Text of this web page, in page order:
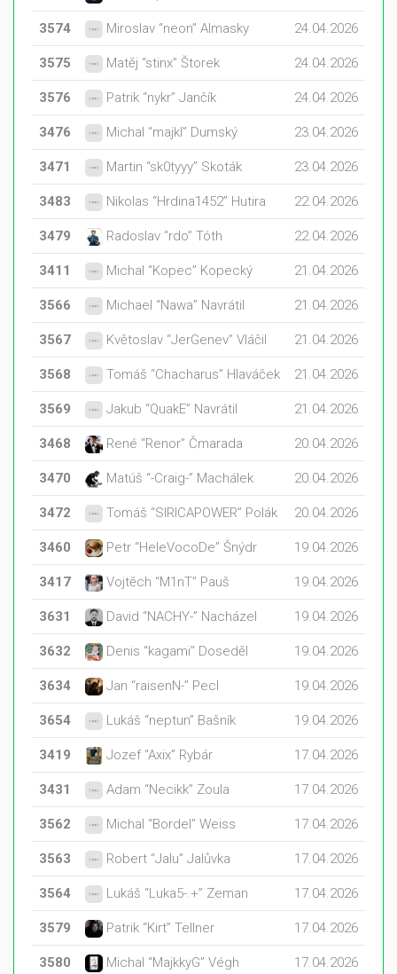
3574 Miroslav “neon” Almasky 24.04.2026
3575 Matěj “stinx” Štorek 24.04.2026
3576 Patrik “nykr” Jančík 24.04.2026
3476 Michal “majkl” Dumský 23.04.2026
3471 Martin “sk0tyyy” Skoták 23.04.2026
3483 Nikolas “Hrdina1452” Hutira 22.04.2026
3479 Radoslav “rdo” Tóth 22.04.2026
3411 Michal “Kopec” Kopecký 21.04.2026
3566 Michael “Nawa” Navrátil 21.04.2026
3567 Květoslav “JerGenev” Vláčil 21.04.2026
3568 Tomáš “Chacharus” Hlaváček 21.04.2026
3569 Jakub “QuakE” Navrátil 21.04.2026
3468 René “Renor” Čmarada 20.04.2026
3470 Matúš “-Craig-” Machálek 20.04.2026
3472 Tomáš “SIRICAPOWER” Polák 20.04.2026
3460 Petr “HeleVocoDe” Šnýdr 19.04.2026
3417 Vojtěch “M1nT” Pauš 19.04.2026
3631 David “NACHY-” Nacházel 19.04.2026
3632 Denis “kagami” Doseděl 19.04.2026
3634 Jan “raisenN-” Pecl 19.04.2026
3654 Lukáš “neptun” Bašník 19.04.2026
3419 Jozef “Axix” Rybár 17.04.2026
3431 Adam “Necikk” Zoula 17.04.2026
3562 Michal “Bordel” Weiss 17.04.2026
3563 Robert “Jalu” Jalůvka 17.04.2026
3564 Lukáš “Luka5-.+” Zeman 17.04.2026
3579 Patrik “Kirt” Tellner 17.04.2026
3580 Michal “MajkkyG” Végh 17.04.2026